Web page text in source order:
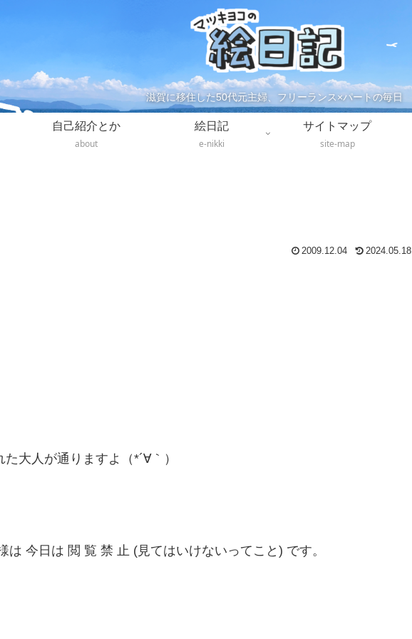
滋賀に移住した50代元主婦、フリーランス×パートの毎日
自己紹介とか
about
絵日記
e-nikki
サイトマップ
site-map
2009.12.04 2024.05.18
大人が通りますよ（*´∀｀）
は 今日は 閲 覧 禁 止 (見てはいけないってこと) です。